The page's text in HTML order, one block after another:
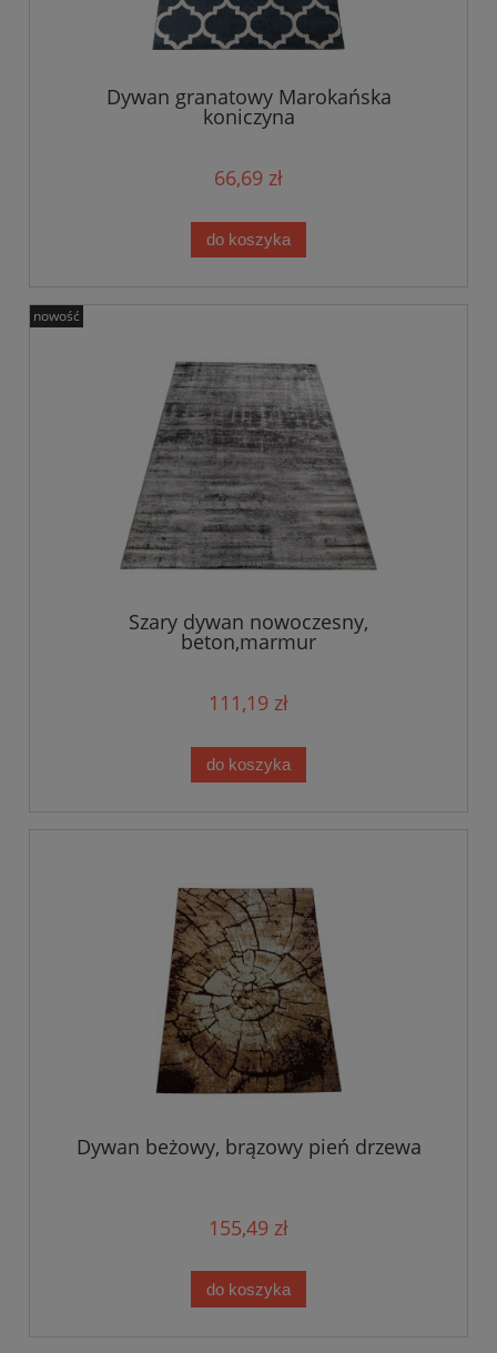
Dywan granatowy Marokańska
koniczyna
66,69 zł
do koszyka
Szary dywan nowoczesny,
beton,marmur
111,19 zł
do koszyka
nowość
Dywan beżowy, brązowy pień drzewa
155,49 zł
do koszyka